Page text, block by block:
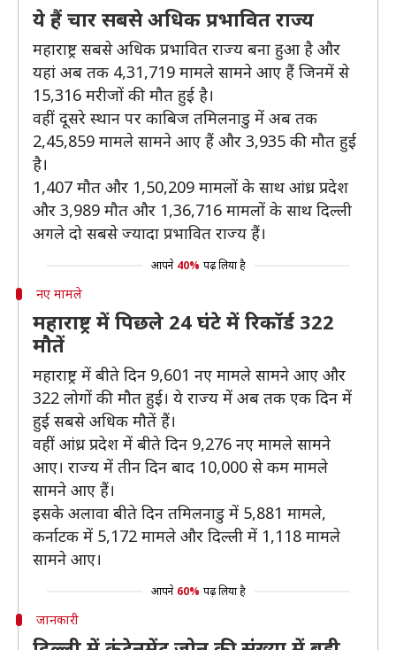
ये हैं चार सबसे अधिक प्रभावित राज्य
महाराष्ट्र सबसे अधिक प्रभावित राज्य बना हुआ है और
यहां अब तक 4,31,719 मामले सामने आए हैं जिनमें से
15,316 मरीजों की मौत हुई है।
वहीं दूसरे स्थान पर काबिज तमिलनाडु में अब तक
2,45,859 मामले सामने आए हैं और 3,935 की मौत हुई
है।
1,407 मौत और 1,50,209 मामलों के साथ आंध्र प्रदेश
और 3,989 मौत और 1,36,716 मामलों के साथ दिल्ली
अगले दो सबसे ज्यादा प्रभावित राज्य हैं।
आपने 40% पढ़ लिया है
नए मामले
महाराष्ट्र में पिछले 24 घंटे में रिकॉर्ड 322
मौतें
महाराष्ट्र में बीते दिन 9,601 नए मामले सामने आए और
322 लोगों की मौत हुई। ये राज्य में अब तक एक दिन में
हुई सबसे अधिक मौतें हैं।
वहीं आंध्र प्रदेश में बीते दिन 9,276 नए मामले सामने
आए। राज्य में तीन दिन बाद 10,000 से कम मामले
सामने आए हैं।
इसके अलावा बीते दिन तमिलनाडु में 5,881 मामले,
कर्नाटक में 5,172 मामले और दिल्ली में 1,118 मामले
सामने आए।
आपने 60% पढ़ लिया है
जानकारी